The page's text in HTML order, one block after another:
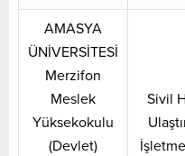
AMASYA
ÜNİVERSİTESİ
Merzifon
Meslek
Yüksekokulu
(Devlet)
Sivil